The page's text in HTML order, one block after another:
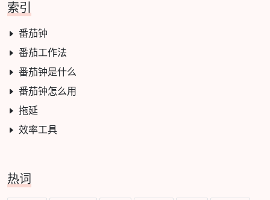
索引
番茄钟
番茄工作法
番茄钟是什么
番茄钟怎么用
拖延
效率工具
热词